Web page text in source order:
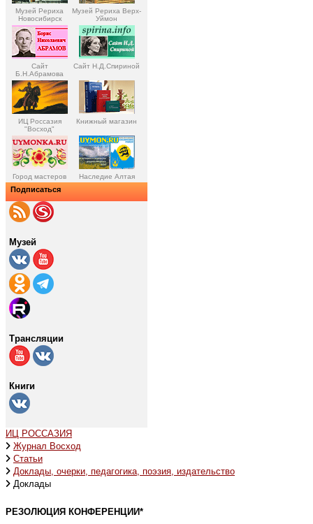
Музей Рериха
Новосибирск
Музей Рериха Верх-
Уймон
Сайт
Б.Н.Абрамова
Сайт Н.Д.Спириной
ИЦ Россазия
"Восход"
Книжный магазин
Город мастеров Наследие Алтая
Подписаться
Музей
Трансляции
Книги
ИЦ РОССАЗИЯ
Журнал Восход
Статьи
Доклады, очерки, педагогика, поэзия, издательство
Доклады
РЕЗОЛЮЦИЯ КОНФЕРЕНЦИИ*